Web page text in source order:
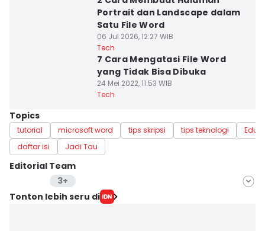
Portrait dan Landscape dalam
Satu File Word
06 Jul 2026, 12:27 WIB
Tech
7 Cara Mengatasi File Word
yang Tidak Bisa Dibuka
24 Mei 2022, 11:53 WIB
Tech
Topics
tutorial microsoft word tips skripsi tips teknologi
daftar isi
Jadi Tau
Editorial Team
3+
Editor
Tonton lebih seru di